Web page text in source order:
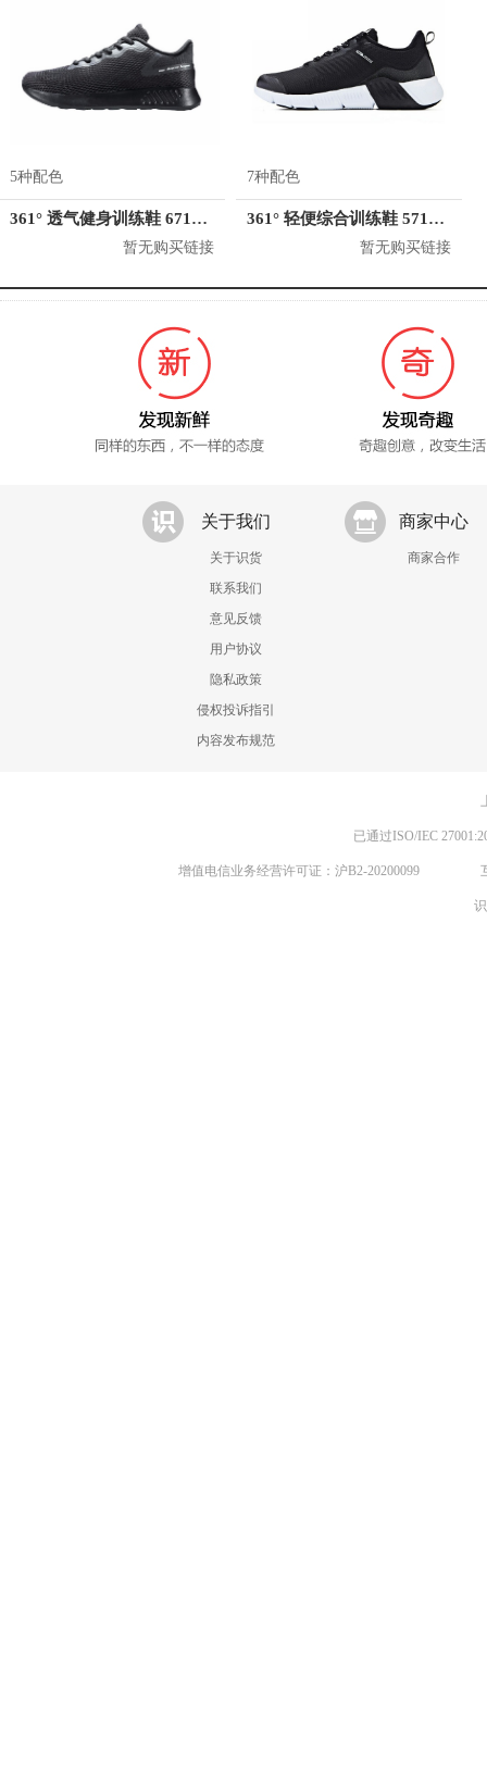
5种配色
361° 透气健身训练鞋 671922202
暂无购买链接
7种配色
361° 轻便综合训练鞋 571844413
暂无购买链接
关于我们
关于识货
联系我们
意见反馈
用户协议
隐私政策
侵权投诉指引
内容发布规范
商家中心
商家合作
已通过ISO/IEC
增值电信业务经营许可证：沪B2-20200099